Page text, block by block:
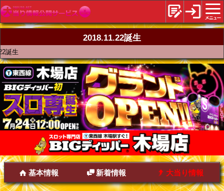
2018.11.22誕生
生
基本情報 新着情報 大当り情報